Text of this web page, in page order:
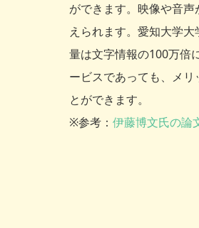
ができます。映像や音
えられます。愛知大学
量は文字情報の100万倍
ービスであっても、メ
とができます。
※参考： 伊藤博文氏の論